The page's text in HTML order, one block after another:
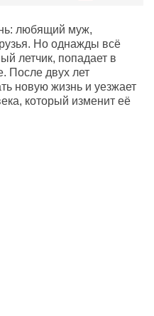
любящий муж,
Но однажды всё
летчик, попадает в
После двух лет
новую жизнь и уезжает
который изменит её